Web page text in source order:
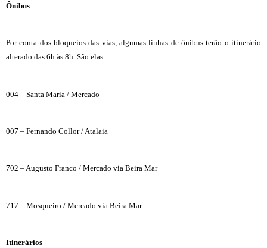
Ônibus
Por conta dos bloqueios das vias, algumas linhas de ônibus terão o itinerário
alterado das 6h às 8h. São elas:
004 – Santa Maria / Mercado
007 – Fernando Collor / Atalaia
702 – Augusto Franco / Mercado via Beira Mar
717 – Mosqueiro / Mercado via Beira Mar
Itinerários